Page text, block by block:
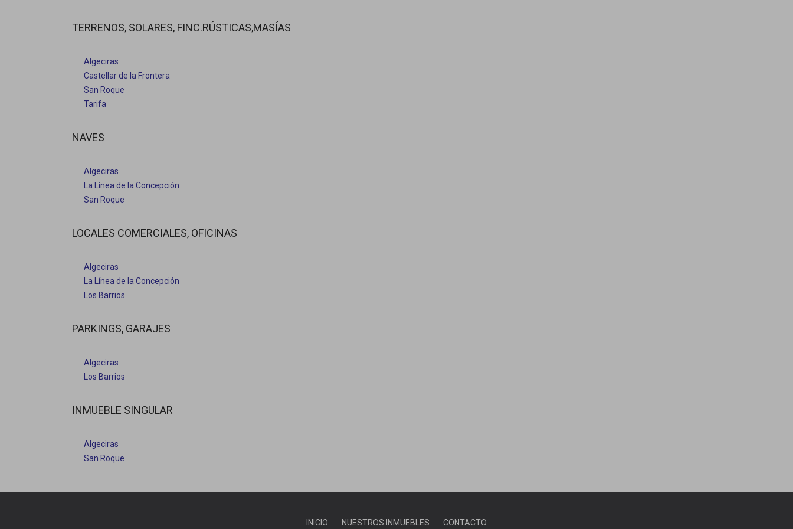
TERRENOS, SOLARES, FINC.RÚSTICAS,MASÍAS
Algeciras
Castellar de la Frontera
San Roque
Tarifa
NAVES
Algeciras
La Línea de la Concepción
San Roque
LOCALES COMERCIALES, OFICINAS
Algeciras
La Línea de la Concepción
Los Barrios
PARKINGS, GARAJES
Algeciras
Los Barrios
INMUEBLE SINGULAR
Algeciras
San Roque
INICIO NUESTROS INMUEBLES CONTACTO